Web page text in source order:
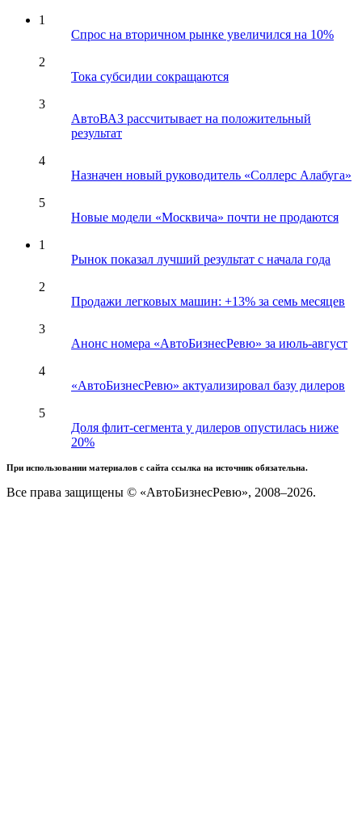
1
Спрос на вторичном рынке увеличился на 10%
2
Тока субсидии сокращаются
3
АвтоВАЗ рассчитывает на положительный
результат
4
Назначен новый руководитель «Соллерс Алабуга»
5
Новые модели «Москвича» почти не продаются
1
Рынок показал лучший результат с начала года
2
Продажи легковых машин: +13% за семь месяцев
3
Анонс номера «АвтоБизнесРевю» за июль-август
4
«АвтоБизнесРевю» актуализировал базу дилеров
5
Доля флит-сегмента у дилеров опустилась ниже
20%
При использовании материалов с сайта ссылка на источник обязательна.
Все права защищены © «АвтоБизнесРевю», 2008–2026.